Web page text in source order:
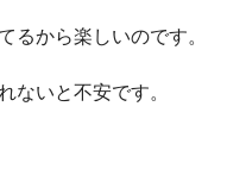
るから楽しいのです。
ないと不安です。